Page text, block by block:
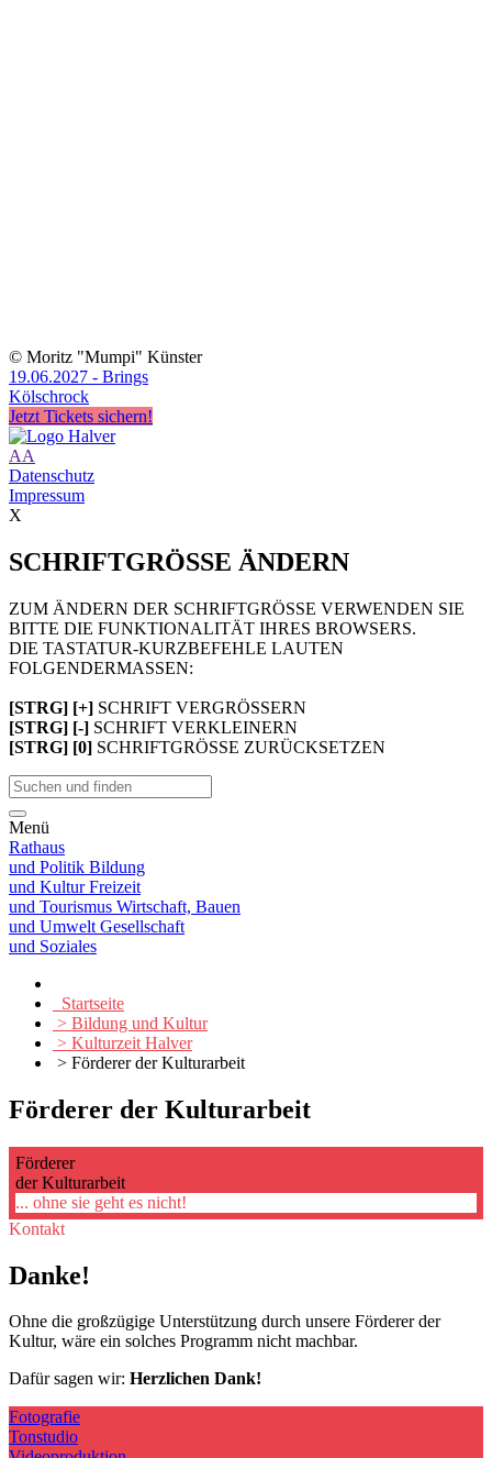
© Moritz "Mumpi" Künster
19.06.2027 - Brings
Kölschrock
Jetzt Tickets sichern!
AA
Datenschutz
Impressum
X
SCHRIFTGRÖSSE ÄNDERN
ZUM ÄNDERN DER SCHRIFTGRÖSSE VERWENDEN SIE
BITTE DIE FUNKTIONALITÄT IHRES BROWSERS.
DIE TASTATUR-KURZBEFEHLE LAUTEN
FOLGENDERMASSEN:
[STRG] [+] SCHRIFT VERGRÖSSERN
[STRG] [-] SCHRIFT VERKLEINERN
[STRG] [0] SCHRIFTGRÖSSE ZURÜCKSETZEN
Menü
Rathaus
und Politik Bildung
und KulturFreizeit
und Tourismus Wirtschaft, Bauen
und Umwelt Gesellschaft
und Soziales
Startseite
> Bildung und Kultur
> Kulturzeit Halver
> Förderer der Kulturarbeit
Förderer der Kulturarbeit
Förderer
der Kulturarbeit
... ohne sie geht es nicht!
Kontakt
Danke!
Ohne die großzügige Unterstützung durch unsere Förderer der
Kultur, wäre ein solches Programm nicht machbar.
Dafür sagen wir: Herzlichen Dank!
Fotografie
Tonstudio